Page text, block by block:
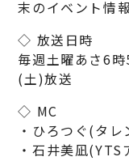
末のイベント情
◇ 放送日時
毎週土曜あさ6
(土)放送
◇ MC
・ひろつぐ(タレ
・石井美凪(YTS